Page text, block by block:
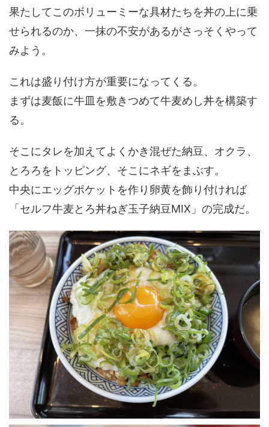
果たしてこのボリューミーな具材たちを丼の上に乗
せられるのか、一抹の不安があるがさっそくやって
みよう。
これは盛り付け方が重要になってくる。
まずは麦飯に牛皿を敷きつめて牛麦めし丼を構築す
る。
そこにタレを加えてよくかき混ぜた納豆、オクラ、
とろろをトッピング、そこにネギをまぶす。
中央にエッグポケットを作り卵黄を飾り付ければ
「セルフ牛麦とろ丼ねぎ玉子納豆MIX」の完成だ。